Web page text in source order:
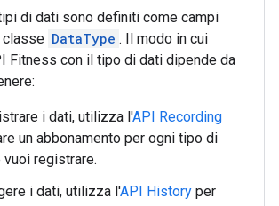
di dati sono definiti come campi
classe DataType . Il modo in cui
Fitness con il tipo di dati dipende da
i dati, utilizza l'API Recording
un abbonamento per ogni tipo di
vuoi registrare.
i dati, utilizza l'API History per